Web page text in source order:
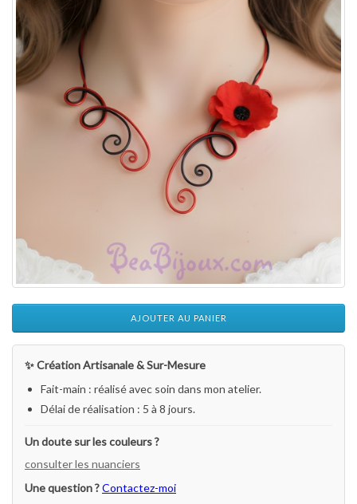
AJOUTER AU PANIER
✨ Création Artisanale & Sur-Mesure
Fait-main : réalisé avec soin dans mon atelier.
Délai de réalisation : 5 à 8 jours.
Un doute sur les couleurs ?
consulter les nuanciers
Une question ?Contactez-moi